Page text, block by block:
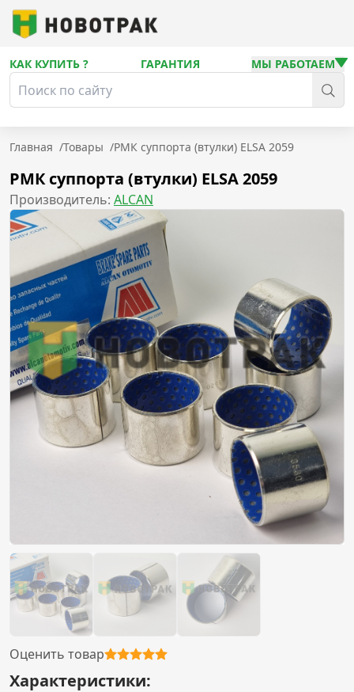
КАК КУПИТЬ ? ГАРАНТИЯ МЫ РАБОТАЕМ
Главная /Товары /РМК суппорта (втулки) ELSA 2059
РМК суппорта (втулки) ELSA 2059
Производитель: ALCAN
Оценить товар
Характеристики: